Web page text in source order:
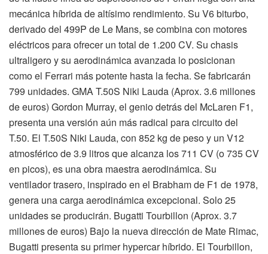
mecánica híbrida de altísimo rendimiento. Su V6 biturbo,
derivado del 499P de Le Mans, se combina con motores
eléctricos para ofrecer un total de 1.200 CV. Su chasis
ultraligero y su aerodinámica avanzada lo posicionan
como el Ferrari más potente hasta la fecha. Se fabricarán
799 unidades. GMA T.50S Niki Lauda (Aprox. 3.6 millones
de euros) Gordon Murray, el genio detrás del McLaren F1,
presenta una versión aún más radical para circuito del
T.50. El T.50S Niki Lauda, con 852 kg de peso y un V12
atmosférico de 3.9 litros que alcanza los 711 CV (o 735 CV
en picos), es una obra maestra aerodinámica. Su
ventilador trasero, inspirado en el Brabham de F1 de 1978,
genera una carga aerodinámica excepcional. Solo 25
unidades se producirán. Bugatti Tourbillon (Aprox. 3.7
millones de euros) Bajo la nueva dirección de Mate Rimac,
Bugatti presenta su primer hypercar híbrido. El Tourbillon,